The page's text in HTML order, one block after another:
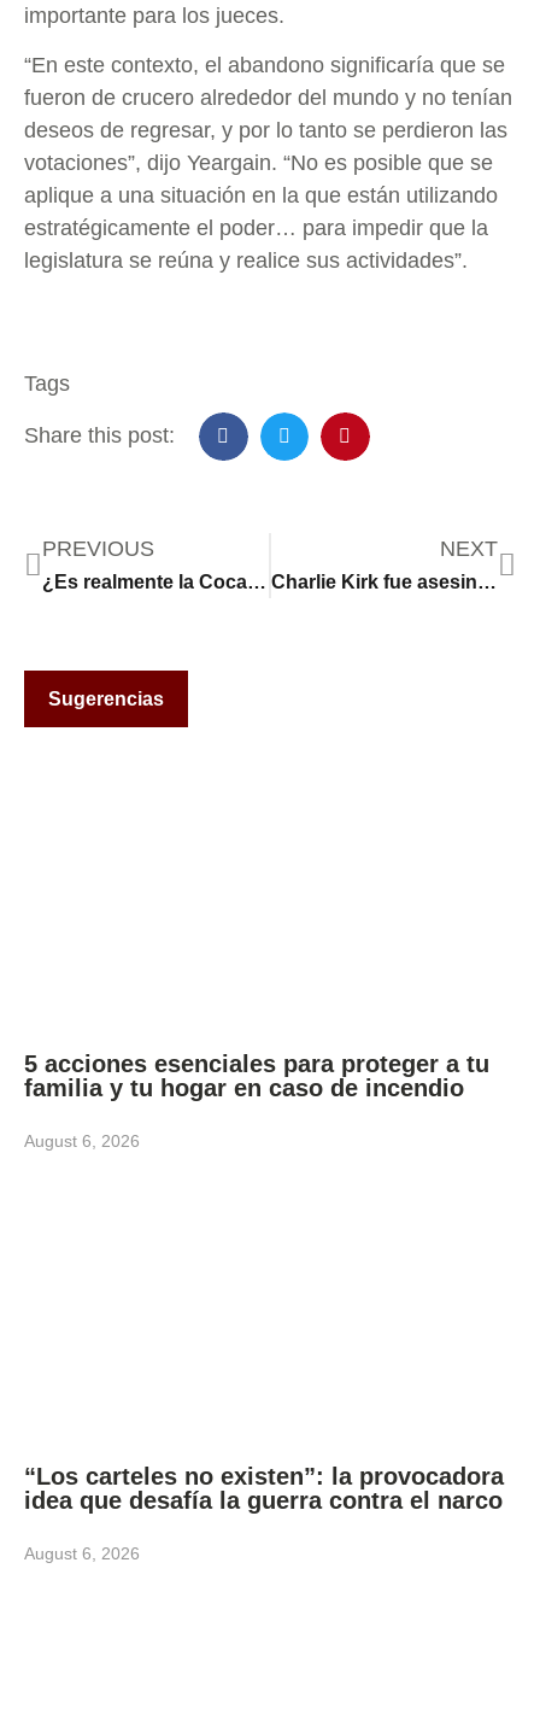
importante para los jueces.
“En este contexto, el abandono significaría que se
fueron de crucero alrededor del mundo y no tenían
deseos de regresar, y por lo tanto se perdieron las
votaciones”, dijo Yeargain. “No es posible que se
aplique a una situación en la que están utilizando
estratégicamente el poder… para impedir que la
legislatura se reúna y realice sus actividades”.
Tags
Share this post:
PREVIOUS
¿Es realmente la Coca-Cola mexicana más saludable que la de EE.UU. y mejor, como dice Donald Trump?
NEXT
Charlie Kirk fue asesinado de un solo disparo: qué se sabe de la muerte del activista conservador cercano a Trump
Sugerencias
5 acciones esenciales para proteger a tu
familia y tu hogar en caso de incendio
August 6, 2026
“Los carteles no existen”: la provocadora
idea que desafía la guerra contra el narco
August 6, 2026